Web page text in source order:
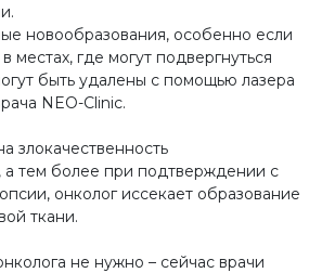
новообразования, особенно если
местах, где могут подвергнуться
быть удалены с помощью лазера
NEO-Clinic.
злокачественность
а тем более при подтверждении с
онколог иссекает образование
ткани.
не нужно – сейчас врачи